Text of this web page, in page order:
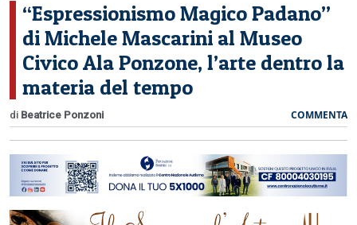
“Espressionismo Magico Padano”
di Michele Mascarini al Museo
Civico Ala Ponzone, l’arte dentro la
materia del tempo
di Beatrice Ponzoni COMMENTA